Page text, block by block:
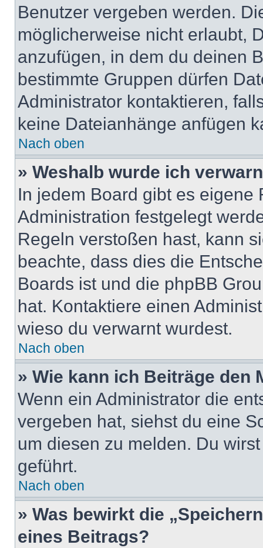
Benutzer vergeben werden.
möglicherweise nicht erlaubt,
anzufügen, in dem du deinen
bestimmte Gruppen dürfen
Administrator kontaktieren,
keine Dateianhänge anfügen
Nach oben
» Weshalb wurde ich
In jedem Board gibt es
Administration festgelegt
Regeln verstoßen hast, kann
beachte, dass dies die
Boards ist und die phpBB
hat. Kontaktiere einen
wieso du verwarnt wurdest.
Nach oben
» Wie kann ich Beiträge den
Wenn ein Administrator die
vergeben hat, siehst du eine
um diesen zu melden. Du
geführt.
Nach oben
» Was bewirkt die
eines Beitrags?